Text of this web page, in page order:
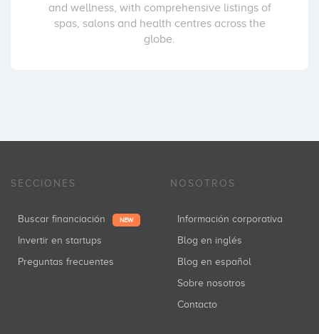
and wellness, with comprehensive listings of
spas, salons and health centres across the
globe.
SECCIONES
Buscar financiación NEW
Invertir en startups
Preguntas frecuentes
NOSOTROS
Información corporativa
Blog en inglés
Blog en español
Sobre nosotros
Contacto